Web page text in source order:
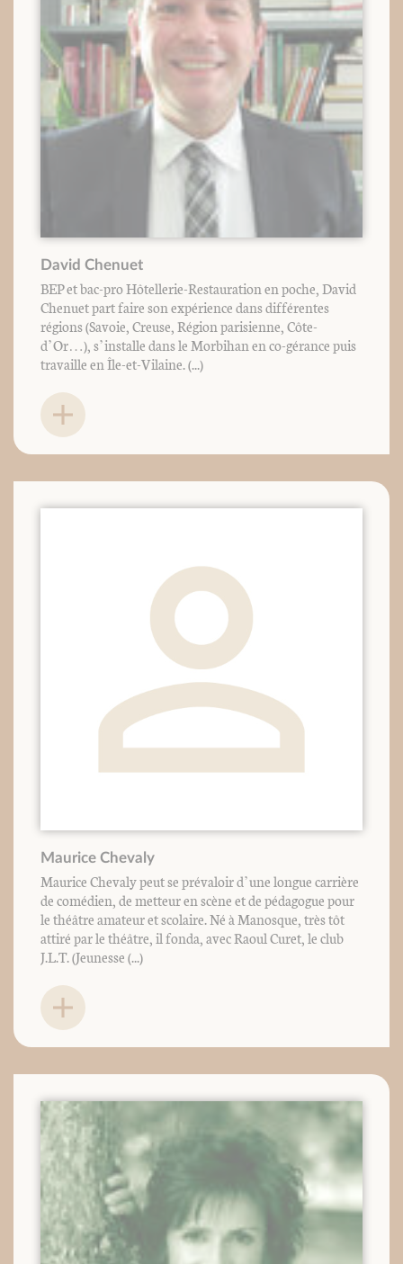
David Chenuet
BEP et bac-pro Hôtellerie-Restauration en poche, David
Chenuet part faire son expérience dans différentes
régions (Savoie, Creuse, Région parisienne, Côte-
d’Or…), s’installe dans le Morbihan en co-gérance puis
travaille en Île-et-Vilaine. (...)
Maurice Chevaly
Maurice Chevaly peut se prévaloir d’une longue carrière
de comédien, de metteur en scène et de pédagogue pour
le théâtre amateur et scolaire. Né à Manosque, très tôt
attiré par le théâtre, il fonda, avec Raoul Curet, le club
J.L.T. (Jeunesse (...)